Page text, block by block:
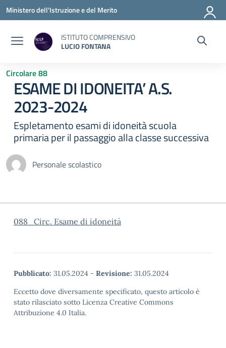
Vai ai contenuti
Vai al menu di navigazione
Vai al footer
Ministero dell'Istruzione e del Merito
ISTITUTO COMPRENSIVO
LUCIO FONTANA
Circolare 88
ESAME DI IDONEITA’ A.S.
2023-2024
Espletamento esami di idoneità scuola
primaria per il passaggio alla classe successiva
Personale scolastico
088_Circ. Esame di idoneità
Pubblicato: 31.05.2024 - Revisione: 31.05.2024
Eccetto dove diversamente specificato, questo articolo è
stato rilasciato sotto Licenza Creative Commons
Attribuzione 4.0 Italia.